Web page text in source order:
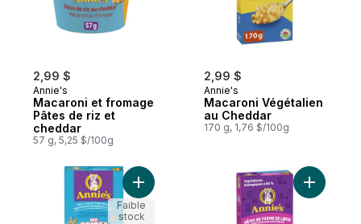
2,99 $
Annie's
Macaroni et fromage
Pâtes de riz et
cheddar
57 g, 5,25 $/100g
2,99 $
Annie's
Macaroni Végétalien
au Cheddar
170 g, 1,76 $/100g
Ajouter Marvel Spidey et Ses
Faible
stock
Ajouter